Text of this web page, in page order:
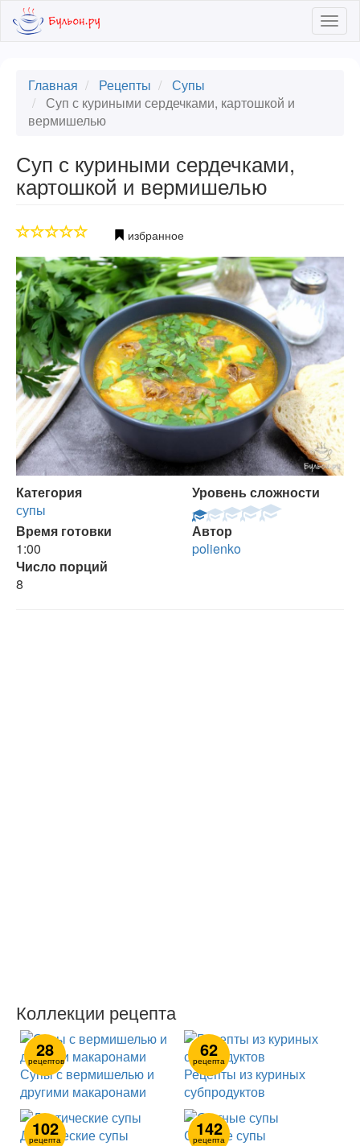
Skip
Главная Рецепты
Супы
Суп с куриными сердечками, картошкой и
вермишелью
Суп с куриными сердечками,
картошкой и вермишелью
избранное
Категория
супы
Уровень сложности
Время готовки
1:00
Автор
polienko
Число порций
8
Коллекции рецепта
28
рецептов
Супы с вермишелью и
другими макаронами
62
рецепта
Рецепты из куриных
субпродуктов
102
рецепта
Диетические супы 142
рецепта
Сытные супы